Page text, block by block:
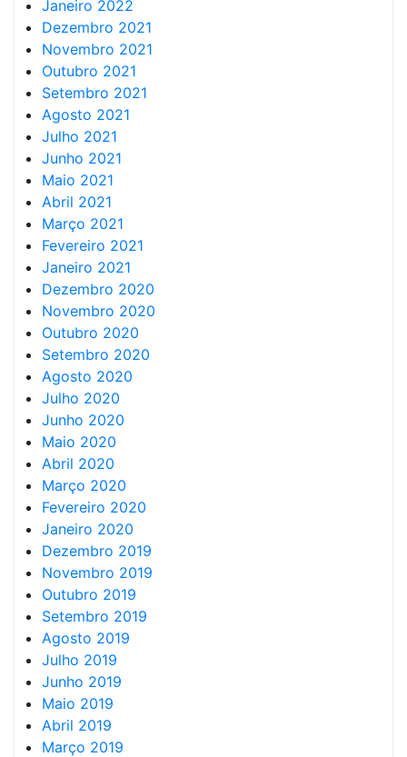
Janeiro 2022
Dezembro 2021
Novembro 2021
Outubro 2021
Setembro 2021
Agosto 2021
Julho 2021
Junho 2021
Maio 2021
Abril 2021
Março 2021
Fevereiro 2021
Janeiro 2021
Dezembro 2020
Novembro 2020
Outubro 2020
Setembro 2020
Agosto 2020
Julho 2020
Junho 2020
Maio 2020
Abril 2020
Março 2020
Fevereiro 2020
Janeiro 2020
Dezembro 2019
Novembro 2019
Outubro 2019
Setembro 2019
Agosto 2019
Julho 2019
Junho 2019
Maio 2019
Abril 2019
Março 2019